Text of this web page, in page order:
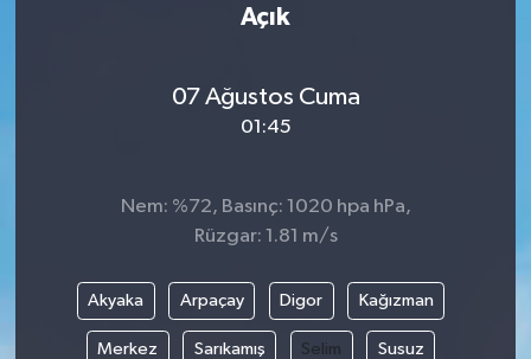
Açık
07 Ağustos Cuma
01:45
Nem: %72, Basınç: 1020 hpa hPa,
Rüzgar: 1.81 m/s
Akyaka Arpaçay Digor Kağızman
Merkez Sarıkamış Selim Susuz